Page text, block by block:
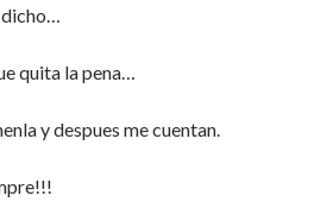
quita la pena…
y despues me cuentan.